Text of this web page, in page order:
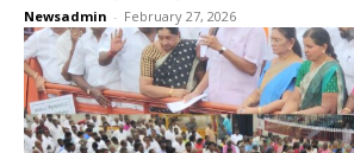
Newsadmin - February 27, 2026